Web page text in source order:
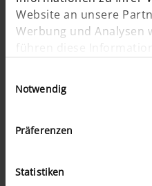
Website an unsere
Werbung und Analysen
führen diese
bereitgestellt haben
Nutzung der Dienste
Notwendig
Präferenzen
Statistiken
B2C-Onlineshop
ERFAHREN SIE MEHR